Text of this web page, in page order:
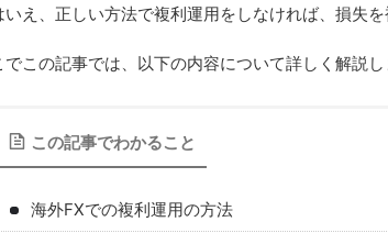
いえ、正しい方法で複利運用をしなければ、損失を
でこの記事では、以下の内容について詳しく解説し
この記事でわかること
海外FXでの複利運用の方法